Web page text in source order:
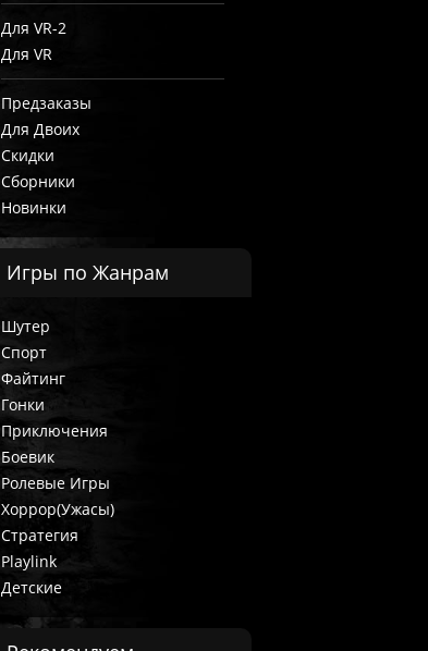
Для VR-2
Для VR
Предзаказы
Для Двоих
Скидки
Сборники
Новинки
Игры по Жанрам
Шутер
Спорт
Файтинг
Гонки
Приключения
Боевик
Ролевые Игры
Хоррор(Ужасы)
Стратегия
Playlink
Детские